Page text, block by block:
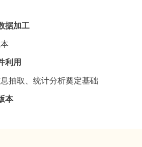
加工
用
抽取、统计分析奠定基础
本